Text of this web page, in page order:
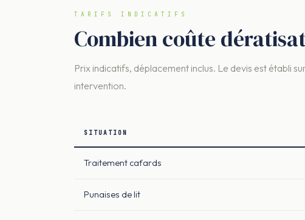
TARIFS INDICATIFS
Combien coûte
Prix indicatifs, déplacement inclus. Le devis est établi
intervention.
SITUATION
Traitement cafards
Punaises de lit